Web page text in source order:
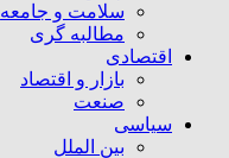
سلامت و جامعه
مطالبه گری
اقتصادی
بازار و اقتصاد
صنعت
سیاسی
بین الملل